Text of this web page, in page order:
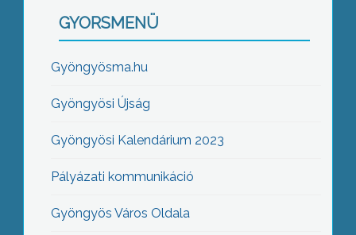
GYORSMENÜ
Gyöngyösma.hu
Gyöngyösi Újság
Gyöngyösi Kalendárium 2023
Pályázati kommunikáció
Gyöngyös Város Oldala